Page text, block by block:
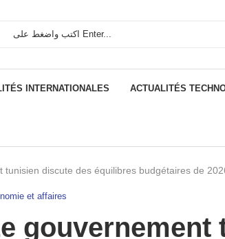
INTERNATIONALES ACTUALITÉS
tunisien discute des équilibres budgétaires de
et affaires
gouvernement